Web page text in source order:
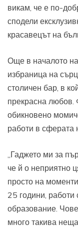
викам, че е по-
сподели
красавецът на
Още в началото
избраница на
столичен бар, в
прекрасна любов.
обикновено
работи в сферата
„Гаджето ми за
че й о неприятно
просто на
25 години,
образование.
много такива